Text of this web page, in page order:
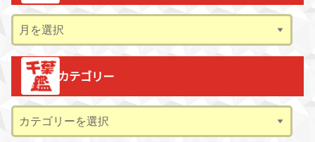
ー
カ
カテゴリー
テ